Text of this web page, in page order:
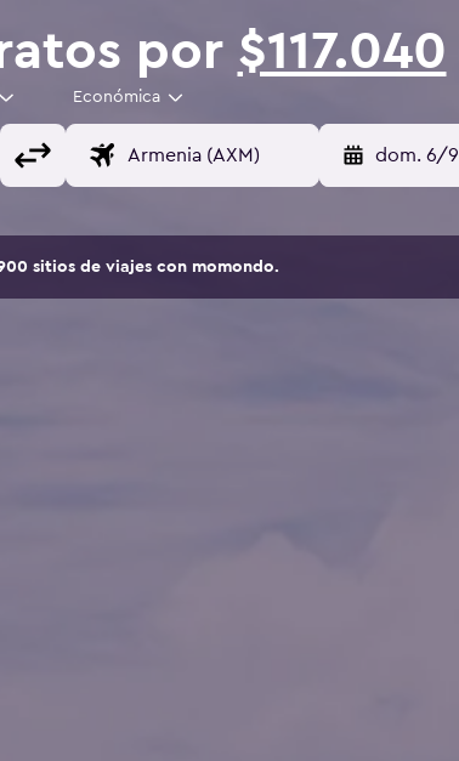
por $117.040
Económica
dom. 6/9
sitios de viajes con momondo.